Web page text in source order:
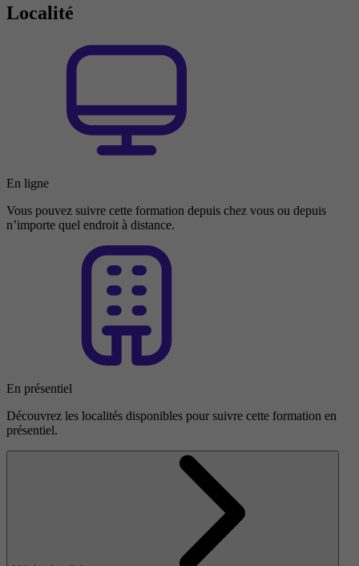
Localité
En ligne
Vous pouvez suivre cette formation depuis chez vous ou depuis
n’importe quel endroit à distance.
En présentiel
Découvrez les localités disponibles pour suivre cette formation en
présentiel.